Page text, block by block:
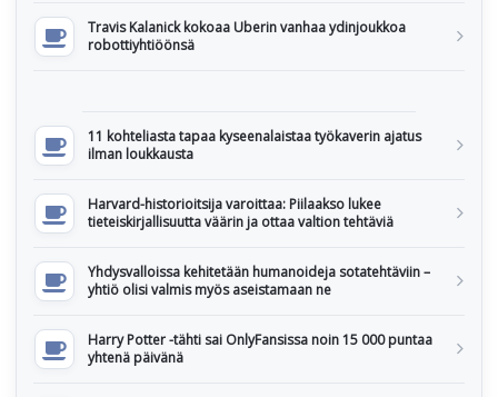
Travis Kalanick kokoaa Uberin vanhaa ydinjoukkoa
robottiyhtiöönsä
11 kohteliasta tapaa kyseenalaistaa työkaverin ajatus
ilman loukkausta
Harvard-historioitsija varoittaa: Piilaakso lukee
tieteiskirjallisuutta väärin ja ottaa valtion tehtäviä
Yhdysvalloissa kehitetään humanoideja sotatehtäviin –
yhtiö olisi valmis myös aseistamaan ne
Harry Potter -tähti sai OnlyFansissa noin 15 000 puntaa
yhtenä päivänä